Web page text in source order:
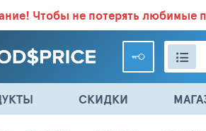
И ВЫГОДНЫЕ ЦЕНЫ НА ПРОДУКТЫ
Чтобы не потерять любимые
СКИДКИ